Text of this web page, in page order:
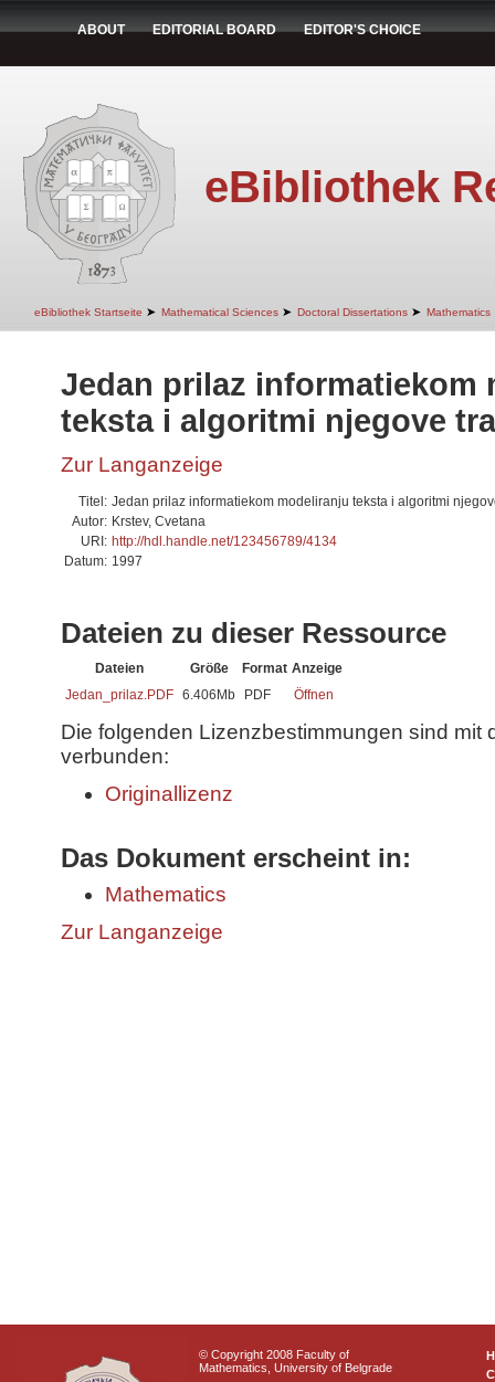
ABOUT EDITORIAL BOARD EDITOR'S CHOICE
eBibliothek
eBibliothek Startseite ➤ Mathematical Sciences ➤ Doctoral Dissertations ➤ Mathematics
Jedan prilaz informatiekom
teksta i algoritmi njegove
Zur Langanzeige
Titel: Jedan prilaz informatiekom modeliranju teksta i algoritmi
Autor: Krstev, Cvetana
URI: http://hdl.handle.net/123456789/4134
Datum: 1997
Dateien zu dieser Ressource
Dateien Größe Format Anzeige
Jedan_prilaz.PDF 6.406Mb PDF Öffnen
Die folgenden Lizenzbestimmungen sind mit
verbunden:
Originallizenz
Das Dokument erscheint in:
Mathematics
Zur Langanzeige
© Copyright 2008 Faculty of
Mathematics, University of Belgrade